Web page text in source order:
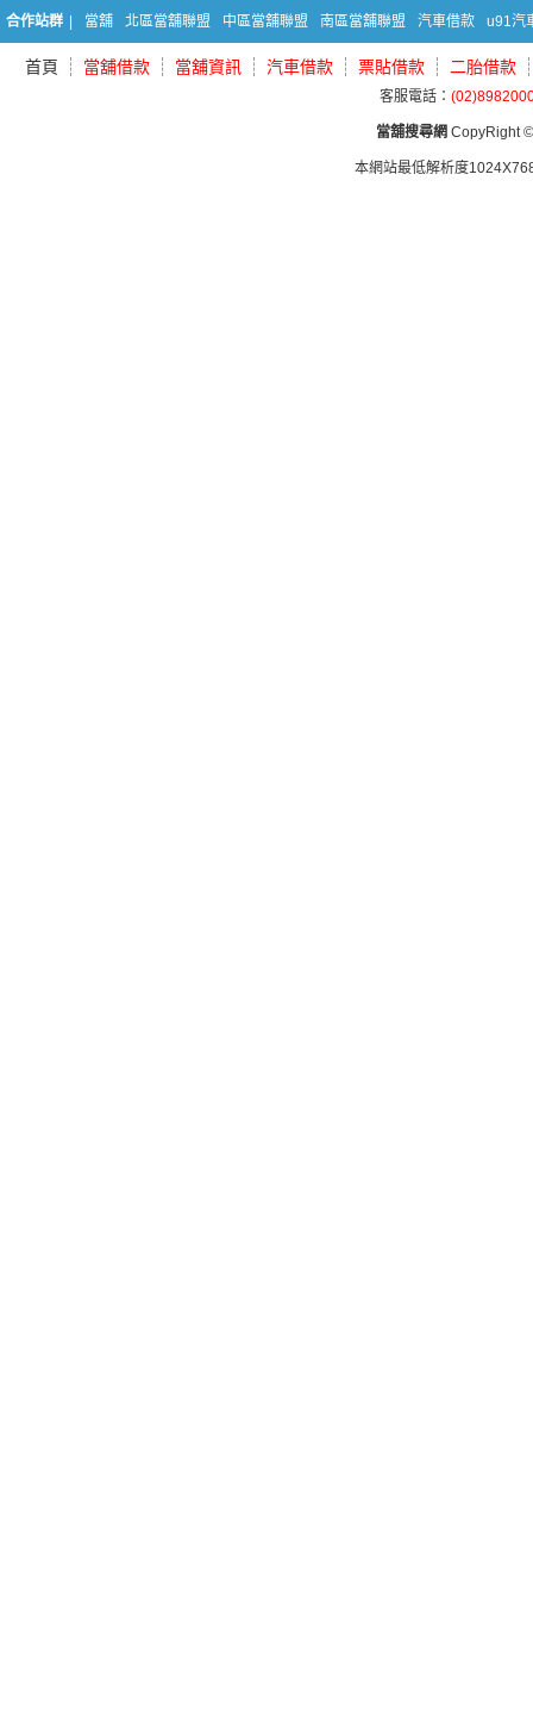
合作站群 當舖 北區當舖聯盟 中區當舖聯盟 南區當舖聯盟 汽車借款 u91汽
首頁 當舖借款 當舖資訊 汽車借款 票貼借款 二胎借款
客服電話：
當舖搜尋網 CopyRight
本網站最低解析度